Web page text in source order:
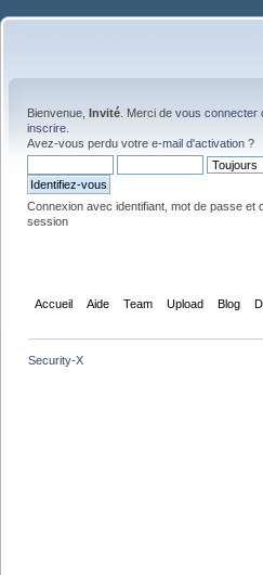
Bienvenue, Invité . Merci de vous connecter
inscrire
Avez-vous perdu votre e-mail d'activation ?
Connexion avec identifiant, mot de passe et
session
Accueil Aide Team Upload Blog
Security-X